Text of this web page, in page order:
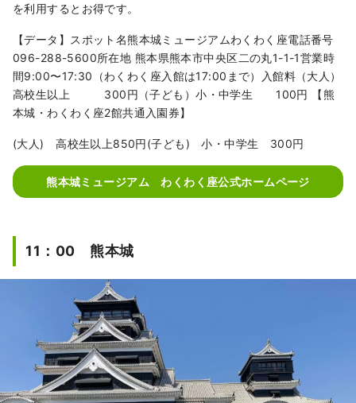
を利用するとお得です。
【データ】スポット名熊本城ミュージアムわくわく座電話番号
096-288-5600所在地 熊本県熊本市中央区二の丸1-1-1営業時
間9:00〜17:30（わくわく座入館は17:00まで）入館料（大人）
高校生以上 300円（子ども）小・中学生 100円 【熊
本城・わくわく座2館共通入園券】
(大人) 高校生以上850円(子ども) 小・中学生 300円
熊本城ミュージアム わくわく座公式ホームページ
11：00 熊本城